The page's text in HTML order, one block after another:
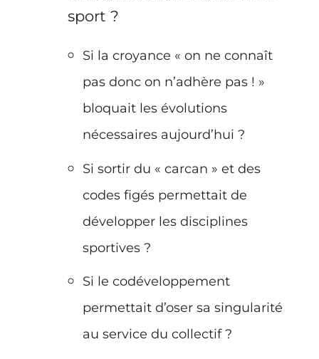
sport ?
Si la croyance « on ne connaît
pas donc on n’adhère pas ! »
bloquait les évolutions
nécessaires aujourd’hui ?
Si sortir du « carcan » et des
codes figés permettait de
développer les disciplines
sportives ?
Si le codéveloppement
permettait d’oser sa singularité
au service du collectif ?